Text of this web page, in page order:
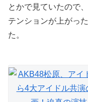
とかで見ていたので
テンションが上がっ
た。